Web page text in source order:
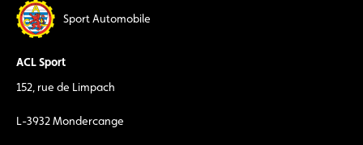
Sport Automobile
ACL Sport
152, rue de Limpach
L-3932 Mondercange